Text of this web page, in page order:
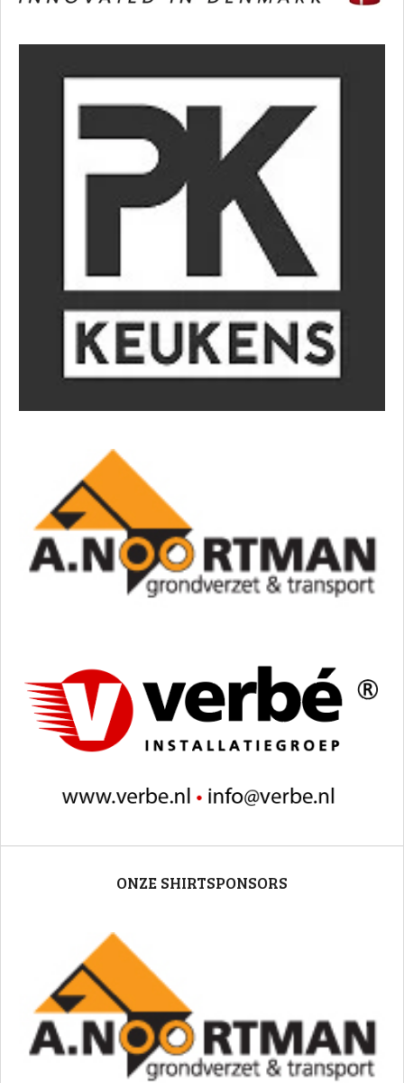
ONZE SHIRTSPONSORS